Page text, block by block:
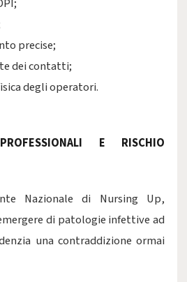
precise;
dei contatti;
degli operatori.
E RISCHIO
Nazionale di Nursing Up,
di patologie infettive ad
una contraddizione ormai